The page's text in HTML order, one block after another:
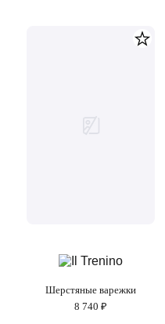
Шерстяные варежки
8 740 ₽